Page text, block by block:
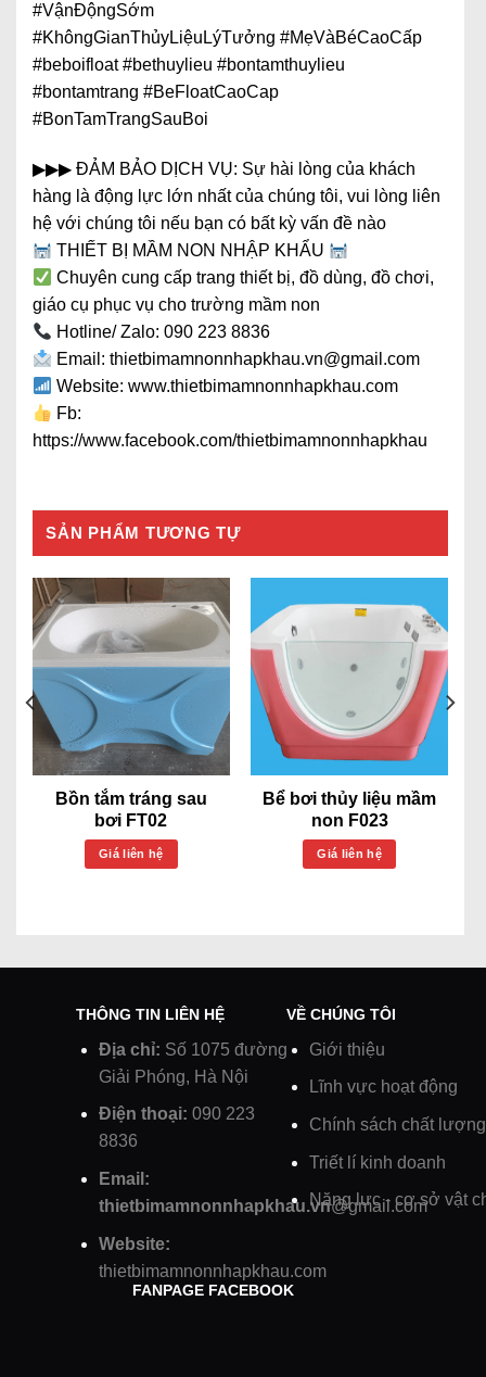
#VậnĐộngSớm
#KhôngGianThủyLiệuLýTưởng #MẹVàBéCaoCấp
#beboifloat #bethuylieu #bontamthuylieu
#bontamtrang #BeFloatCaoCap
#BonTamTrangSauBoi
▶▶▶ ĐẢM BẢO DỊCH VỤ: Sự hài lòng của khách
hàng là động lực lớn nhất của chúng tôi, vui lòng liên
hệ với chúng tôi nếu bạn có bất kỳ vấn đề nào
THIẾT BỊ MẦM NON NHẬP KHẨU
Chuyên cung cấp trang thiết bị, đồ dùng, đồ chơi,
giáo cụ phục vụ cho trường mầm non
Hotline/ Zalo: 090 223 8836
Email: thietbimamnonnhapkhau.vn@gmail.com
Website: www.thietbimamnonnhapkhau.com
Fb:
https://www.facebook.com/thietbimamnonnhapkhau
SẢN PHẨM TƯƠNG TỰ
Bồn tắm tráng sau
bơi FT02
Giá liên hệ
Bể bơi thủy liệu mầm
non F023
Giá liên hệ
THÔNG TIN LIÊN HỆ
Địa chỉ: Số 1075 đường
Giải Phóng, Hà Nội
Điện thoại: 090 223
8836
Email:
thietbimamnonnhapkhau.vn@gmail.com
Website:
thietbimamnonnhapkhau.com
VỀ CHÚNG TÔI
Giới thiệu
Lĩnh vực hoạt động
Chính sách chất lượng
Triết lí kinh doanh
Năng lực - cơ sở vật
FANPAGE FACEBOOK